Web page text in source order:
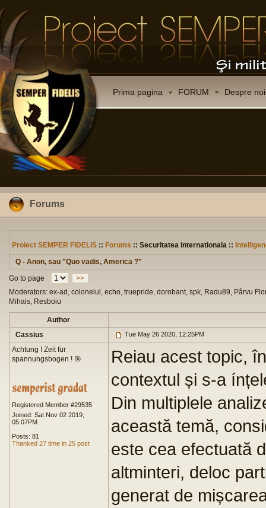
Prima pagina FORUM Despre noi
Forums
Proiect SEMPER FIDELIS :: Forums :: Securitatea internationala ::
Q - Anon, sau "Quo vadis, America ?"
Go to page
>>
Moderators: ex-ad, colonelul, echo, truepride, dorobant, spk, Radu89, Pârvu
Mihais, Resboiu
Author
Cassius
Tue May 26 2020, 12:25PM
Achtung ! Zeit für
spannungsbogen ! 🎯
Registered Member #29535
Joined: Sat Nov 02 2019,
05:07PM
Posts: 81
Thanked 27 time in 25 post
Reiau acest topic,
contextul și s-a
Din multiplele
această temă,
este cea efectuată
altminteri, deloc
generat de